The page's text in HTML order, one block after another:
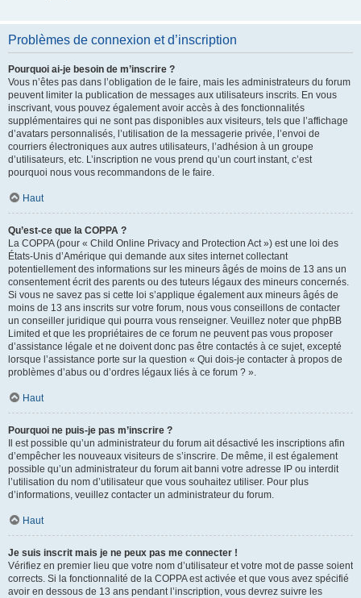
Problèmes de connexion et d’inscription
Pourquoi ai-je besoin de m’inscrire ?
Vous n’êtes pas dans l’obligation de le faire, mais les administrateurs du forum
peuvent limiter la publication de messages aux utilisateurs inscrits. En vous
inscrivant, vous pouvez également avoir accès à des fonctionnalités
supplémentaires qui ne sont pas disponibles aux visiteurs, tels que l’affichage
d’avatars personnalisés, l’utilisation de la messagerie privée, l’envoi de
courriers électroniques aux autres utilisateurs, l’adhésion à un groupe
d’utilisateurs, etc. L’inscription ne vous prend qu’un court instant, c’est
pourquoi nous vous recommandons de le faire.
Haut
Qu’est-ce que la COPPA ?
La COPPA (pour « Child Online Privacy and Protection Act ») est une loi des
États-Unis d’Amérique qui demande aux sites internet collectant
potentiellement des informations sur les mineurs âgés de moins de 13 ans un
consentement écrit des parents ou des tuteurs légaux des mineurs concernés.
Si vous ne savez pas si cette loi s’applique également aux mineurs âgés de
moins de 13 ans inscrits sur votre forum, nous vous conseillons de contacter
un conseiller juridique qui pourra vous renseigner. Veuillez noter que phpBB
Limited et que les propriétaires de ce forum ne peuvent pas vous proposer
d’assistance légale et ne doivent donc pas être contactés à ce sujet, excepté
lorsque l’assistance porte sur la question « Qui dois-je contacter à propos de
problèmes d’abus ou d’ordres légaux liés à ce forum ? ».
Haut
Pourquoi ne puis-je pas m’inscrire ?
Il est possible qu’un administrateur du forum ait désactivé les inscriptions afin
d’empêcher les nouveaux visiteurs de s’inscrire. De même, il est également
possible qu’un administrateur du forum ait banni votre adresse IP ou interdit
l’utilisation du nom d’utilisateur que vous souhaitez utiliser. Pour plus
d’informations, veuillez contacter un administrateur du forum.
Haut
Je suis inscrit mais je ne peux pas me connecter !
Vérifiez en premier lieu que votre nom d’utilisateur et votre mot de passe soient
corrects. Si la fonctionnalité de la COPPA est activée et que vous avez spécifié
avoir en dessous de 13 ans pendant l’inscription, vous devrez suivre les